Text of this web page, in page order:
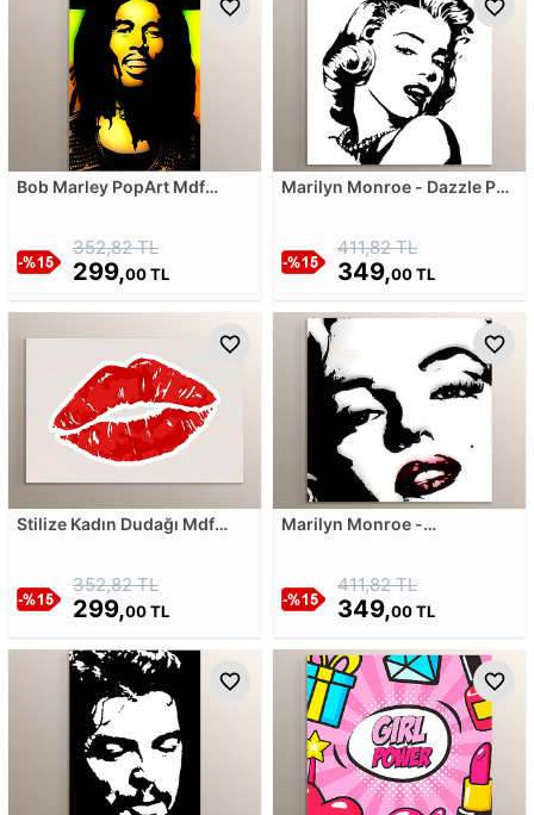
Bob Marley PopArt Mdf
352,82 TL
299,00 TL
Marilyn Monroe - Dazzle Pop
411,82 TL
349,00 TL
Stilize Kadın Dudağı Mdf
352,82 TL
299,00 TL
Marilyn Monroe -
411,82 TL
349,00 TL